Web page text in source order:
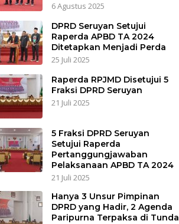
6 Agustus 2025
DPRD Seruyan Setujui
Raperda APBD TA 2024
Ditetapkan Menjadi Perda
25 Juli 2025
Raperda RPJMD Disetujui 5
Fraksi DPRD Seruyan
21 Juli 2025
5 Fraksi DPRD Seruyan
Setujui Raperda
Pertanggungjawaban
Pelaksanaan APBD TA 2024
21 Juli 2025
Hanya 3 Unsur Pimpinan
DPRD yang Hadir, 2 Agenda
Paripurna Terpaksa di Tunda